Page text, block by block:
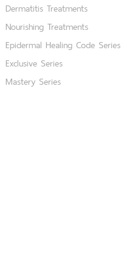
Dermatitis Treatments
Nourishing Treatments
Epidermal Healing Code Series
Exclusive Series
Mastery Series